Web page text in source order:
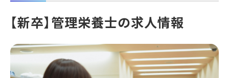
【新卒】管理栄養士の求人情報